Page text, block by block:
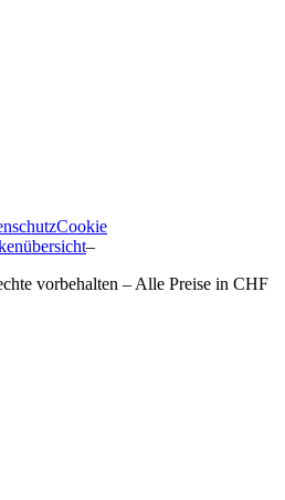
Cookie
–
vorbehalten – Alle Preise in CHF